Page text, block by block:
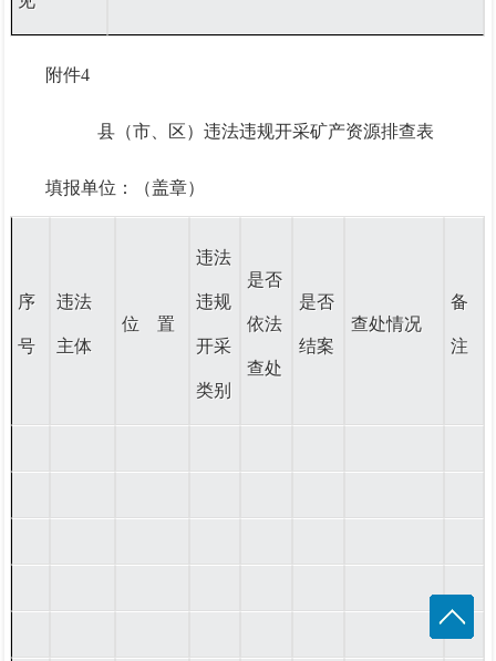
附件4
县（市、区）违法违规开采矿产资源排查表
填报单位：（盖章）
序
号
违法
主体
位 置
违法
违规
开采
类别
是否
依法
查处
是否
结案
查处情况
备
注